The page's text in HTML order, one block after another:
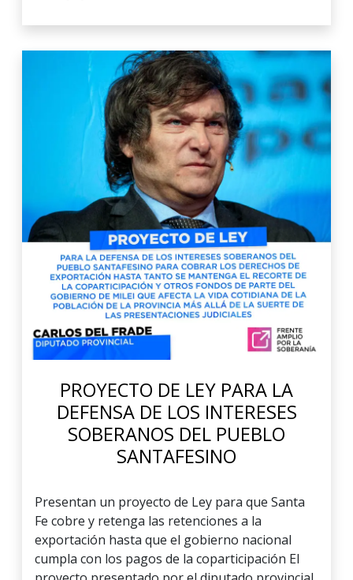
PROYECTO DE LEY PARA LA
DEFENSA DE LOS INTERESES
SOBERANOS DEL PUEBLO
SANTAFESINO
Presentan un proyecto de Ley para que Santa
Fe cobre y retenga las retenciones a la
exportación hasta que el gobierno nacional
cumpla con los pagos de la coparticipación El